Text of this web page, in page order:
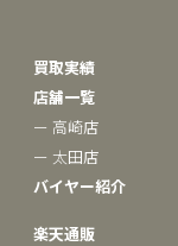
買取実績
店舗一覧
ー 高崎店
ー 太田店
バイヤー紹介
楽天通販